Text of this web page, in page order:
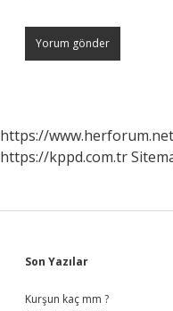
https://www.herforum.net
https://kppd.com.tr
Sidebar
Son Yazılar
Kurşun kaç mm ?